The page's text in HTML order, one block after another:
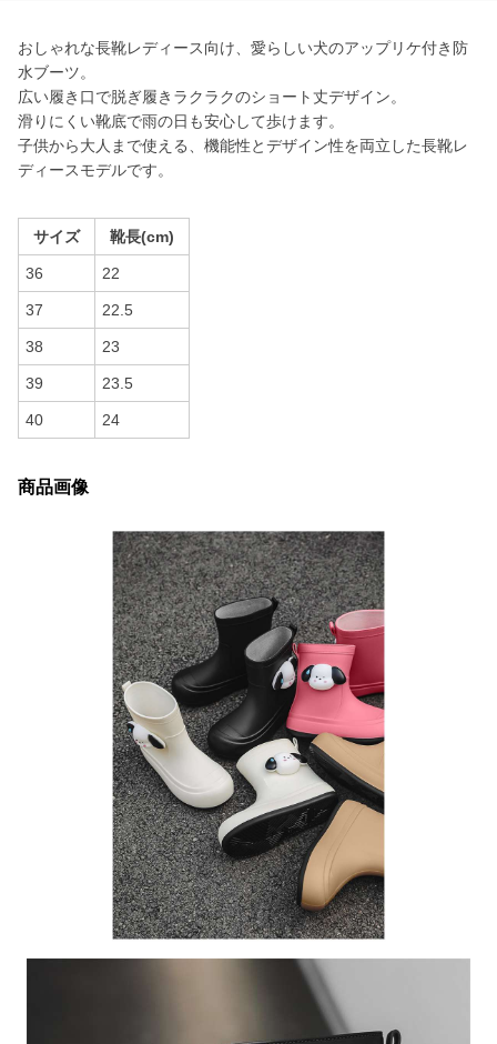
おしゃれな長靴レディース向け、愛らしい犬のアップリケ付き防
水ブーツ。
広い履き口で脱ぎ履きラクラクのショート丈デザイン。
滑りにくい靴底で雨の日も安心して歩けます。
子供から大人まで使える、機能性とデザイン性を両立した長靴レ
ディースモデルです。
サイズ 靴長(cm)
36 22
37 22.5
38 23
39 23.5
40 24
商品画像